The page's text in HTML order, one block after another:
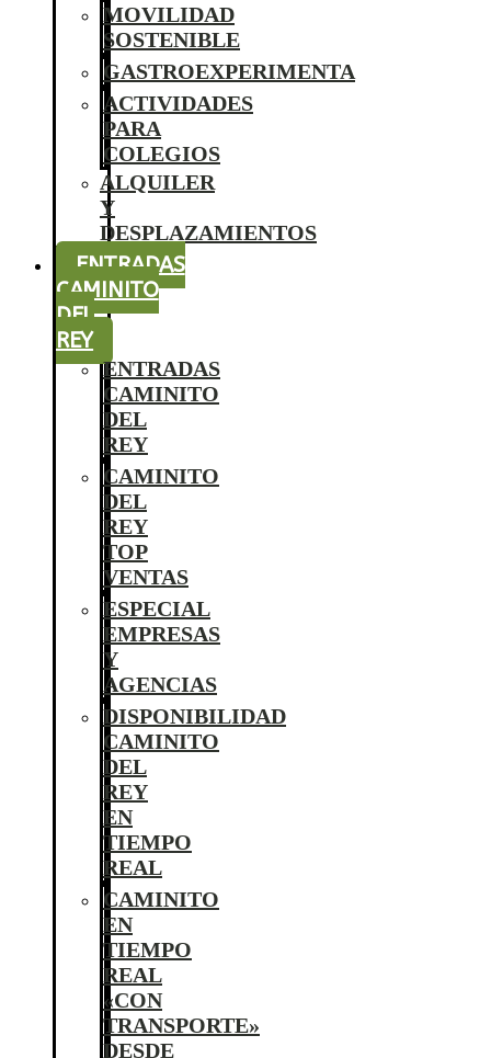
MOVILIDAD
SOSTENIBLE
GASTROEXPERIMENTA
ACTIVIDADES
PARA
COLEGIOS
ALQUILER
Y
DESPLAZAMIENTOS
ENTRADAS
CAMINITO
DEL
REY
ENTRADAS
CAMINITO
DEL
REY
CAMINITO
DEL
REY
TOP
VENTAS
ESPECIAL
EMPRESAS
Y
AGENCIAS
DISPONIBILIDAD
CAMINITO
DEL
REY
EN
TIEMPO
REAL
CAMINITO
EN
TIEMPO
REAL
«CON
TRANSPORTE»
DESDE